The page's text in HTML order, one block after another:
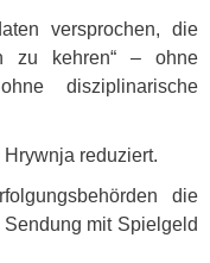
versprochen, die
zu kehren“ – ohne
disziplinarische
reduziert.
die
mit Spielgeld